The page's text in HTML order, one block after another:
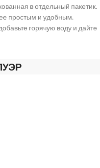
в отдельный пакетик.
простым и удобным.
горячую воду и дайте